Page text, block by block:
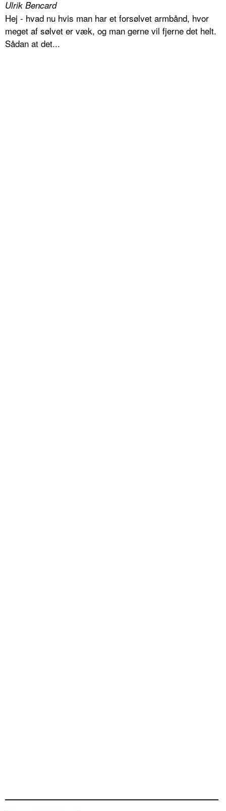
Ulrik Bencard
Hej - hvad nu hvis man har et forsølvet armbånd, hvor
meget af sølvet er væk, og man gerne vil fjerne det helt.
Sådan at det...